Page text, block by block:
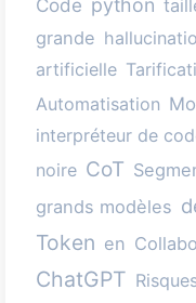
Code python
grande
artificielle
Automatisation
interpréteur de
noire CoT
grands modèles
Token en
ChatGPT